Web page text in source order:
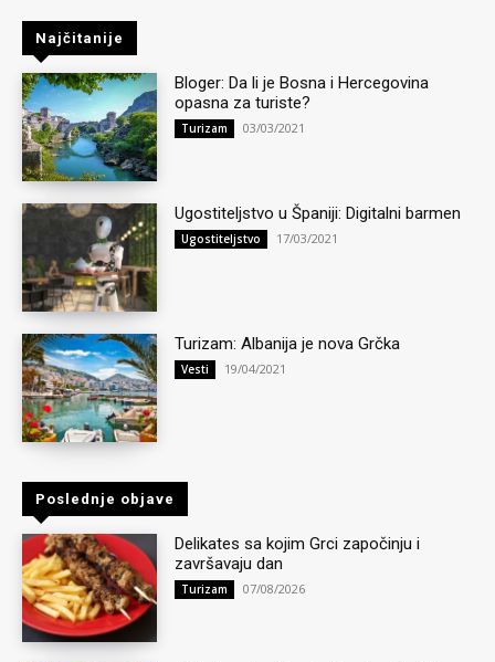
Najčitanije
Bloger: Da li je Bosna i Hercegovina
opasna za turiste?
Turizam 03/03/2021
Ugostiteljstvo u Španiji: Digitalni barmen
Ugostiteljstvo 17/03/2021
Turizam: Albanija je nova Grčka
Vesti 19/04/2021
Poslednje objave
Delikates sa kojim Grci započinju i
završavaju dan
Turizam 07/08/2026